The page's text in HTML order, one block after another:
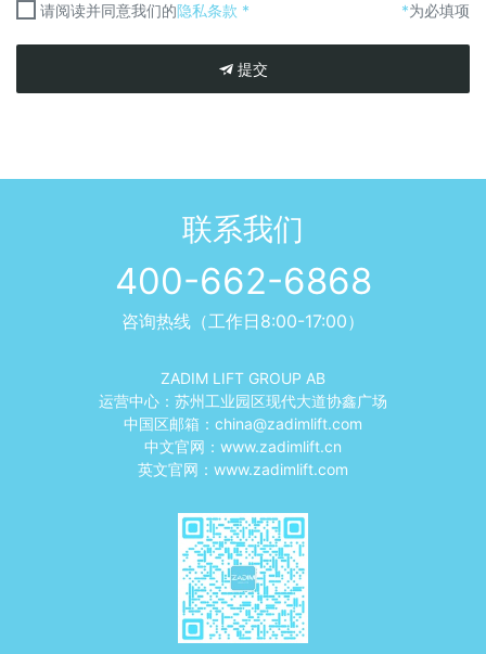
请阅读并同意我们的隐私条款 * *为必填项
提交
联系我们
400-662-6868
咨询热线（工作日8:00-17:00）
ZADIM LIFT GROUP AB
运营中心：苏州工业园区现代大道协鑫广场
中国区邮箱： china@zadimlift.com
中文官网： www.zadimlift.cn
英文官网： www.zadimlift.com